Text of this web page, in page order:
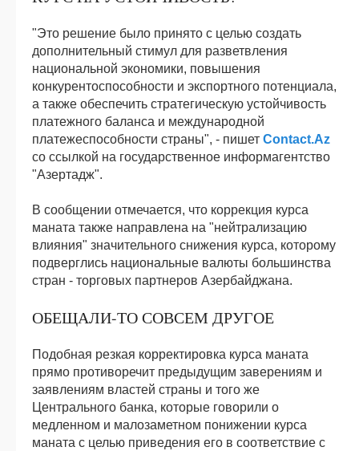
"Это решение было принято с целью создать
дополнительный стимул для разветвления
национальной экономики, повышения
конкурентоспособности и экспортного потенциала,
а также обеспечить стратегическую устойчивость
платежного баланса и международной
платежеспособности страны", - пишет Contact.Az
со ссылкой на государственное информагентство
"Азертадж".
В сообщении отмечается, что коррекция курса
маната также направлена на "нейтрализацию
влияния" значительного снижения курса, которому
подверглись национальные валюты большинства
стран - торговых партнеров Азербайджана.
ОБЕЩАЛИ-ТО СОВСЕМ ДРУГОЕ
Подобная резкая корректировка курса маната
прямо противоречит предыдущим заверениям и
заявлениям властей страны и того же
Центрального банка, которые говорили о
медленном и малозаметном понижении курса
маната с целью приведения его в соответствие с